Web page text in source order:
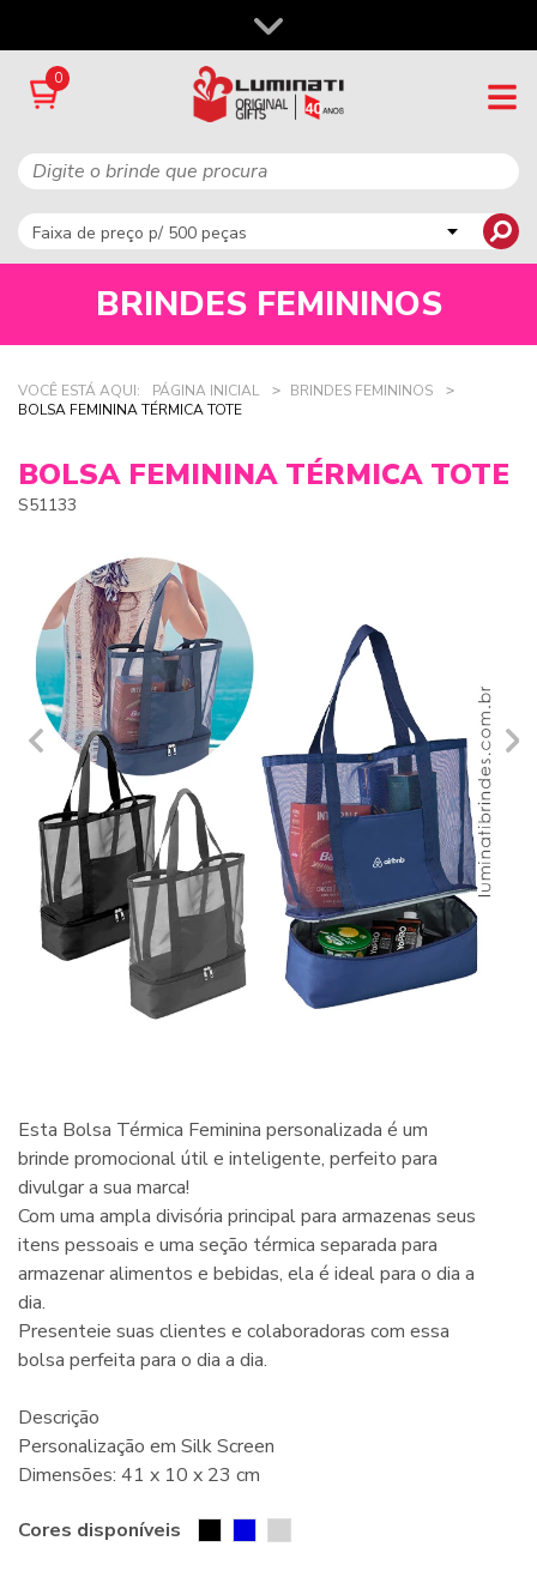
0
BRINDES FEMININOS
VOCÊ ESTÁ AQUI: PÁGINA INICIAL
BRINDES FEMININOS
BOLSA FEMININA TÉRMICA TOTE
BOLSA FEMININA TÉRMICA TOTE
S51133
Esta Bolsa Térmica Feminina personalizada é um
brinde promocional útil e inteligente, perfeito para
divulgar a sua marca!
Com uma ampla divisória principal para armazenas seus
itens pessoais e uma seção térmica separada para
armazenar alimentos e bebidas, ela é ideal para o dia a
dia.
Presenteie suas clientes e colaboradoras com essa
bolsa perfeita para o dia a dia.
Descrição
Personalização em Silk Screen
Dimensões: 41 x 10 x 23 cm
Cores disponíveis